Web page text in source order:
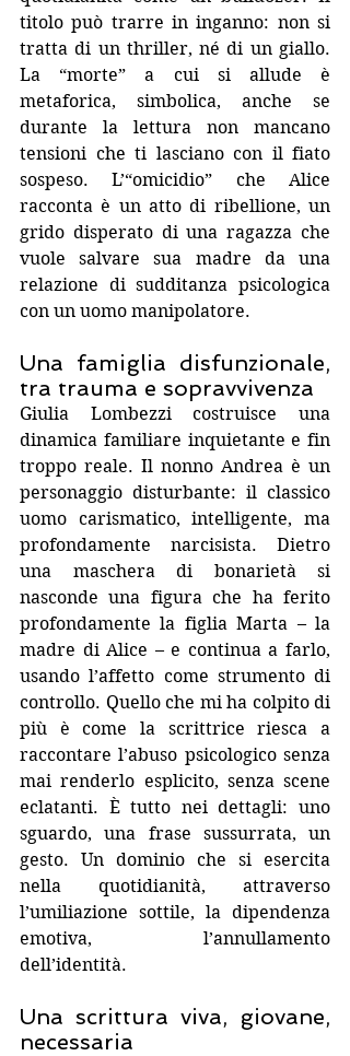
titolo può trarre in inganno: non si
tratta di un thriller, né di un giallo.
La “morte” a cui si allude è
metaforica, simbolica, anche se
durante la lettura non mancano
tensioni che ti lasciano con il fiato
sospeso. L’“omicidio” che Alice
racconta è un atto di ribellione, un
grido disperato di una ragazza che
vuole salvare sua madre da una
relazione di sudditanza psicologica
con un uomo manipolatore.
Una famiglia disfunzionale,
tra trauma e sopravvivenza
Giulia Lombezzi costruisce una
dinamica familiare inquietante e fin
troppo reale. Il nonno Andrea è un
personaggio disturbante: il classico
uomo carismatico, intelligente, ma
profondamente narcisista. Dietro
una maschera di bonarietà si
nasconde una figura che ha ferito
profondamente la figlia Marta – la
madre di Alice – e continua a farlo,
usando l’affetto come strumento di
controllo. Quello che mi ha colpito di
più è come la scrittrice riesca a
raccontare l’abuso psicologico senza
mai renderlo esplicito, senza scene
eclatanti. È tutto nei dettagli: uno
sguardo, una frase sussurrata, un
gesto. Un dominio che si esercita
nella quotidianità, attraverso
l’umiliazione sottile, la dipendenza
emotiva, l’annullamento
dell’identità.
Una scrittura viva, giovane,
necessaria